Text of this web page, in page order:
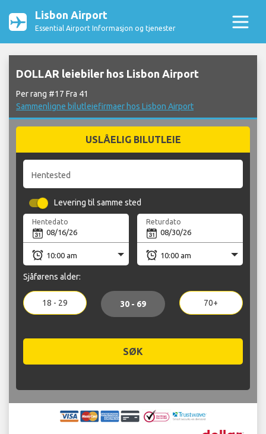
Lisbon Airport
Essential Airport Informasjon og tjenester
DOLLAR leiebiler hos Lisbon Airport
Per rang #17 Fra 41
Sammenligne bilutleiefirmaer hos Lisbon Airport
USLÅELIG BILUTLEIE
Hentested
Levering til samme sted
Hentedato Returdato
Sjåførens alder:
18 - 29 30 - 69 70+
SØK